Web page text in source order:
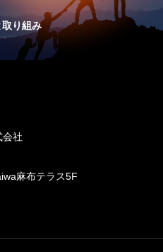
り組み
会社
麻布テラス5F